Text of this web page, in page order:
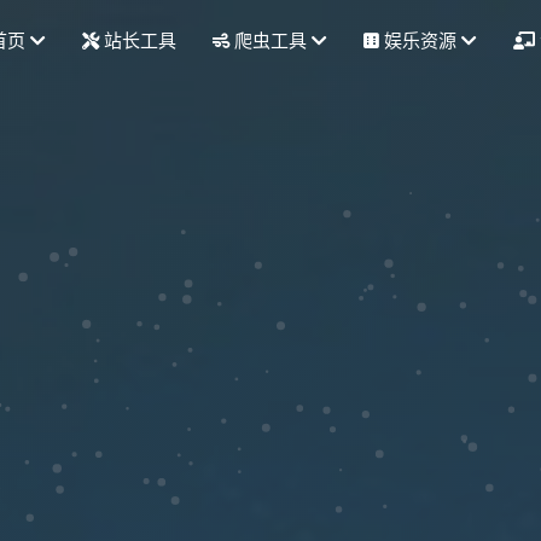
页 站长工具 爬虫工具 娱乐资源